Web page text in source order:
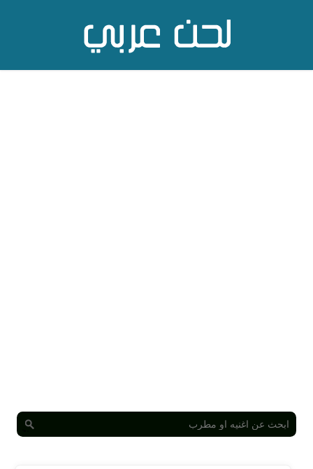
قسم اغاني لبنانية